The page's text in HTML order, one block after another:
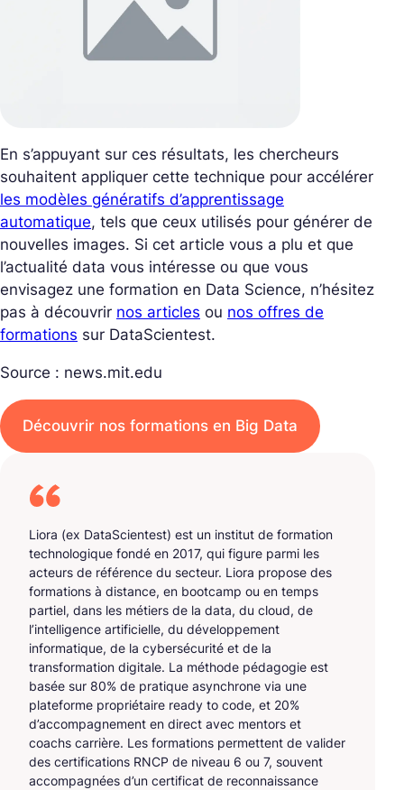
En s’appuyant sur ces résultats, les chercheurs
souhaitent appliquer cette technique pour accélérer
les modèles génératifs d’apprentissage
automatique, tels que ceux utilisés pour générer de
nouvelles images. Si cet article vous a plu et que
l’actualité data vous intéresse ou que vous
envisagez une formation en Data Science, n’hésitez
pas à découvrir nos articles ou nos offres de
formations sur DataScientest.
Source : news.mit.edu
Découvrir nos formations en Big Data
Liora (ex DataScientest) est un institut de formation
technologique fondé en 2017, qui figure parmi les
acteurs de référence du secteur. Liora propose des
formations à distance, en bootcamp ou en temps
partiel, dans les métiers de la data, du cloud, de
l’intelligence artificielle, du développement
informatique, de la cybersécurité et de la
transformation digitale. La méthode pédagogie est
basée sur 80% de pratique asynchrone via une
plateforme propriétaire ready to code, et 20%
d’accompagnement en direct avec mentors et
coachs carrière. Les formations permettent de valider
des certifications RNCP de niveau 6 ou 7, souvent
accompagnées d’un certificat de reconnaissance